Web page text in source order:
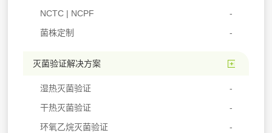
NCTC | NCPF
菌株定制
灭菌验证解决方案
湿热灭菌验证
干热灭菌验证
环氧乙烷灭菌验证